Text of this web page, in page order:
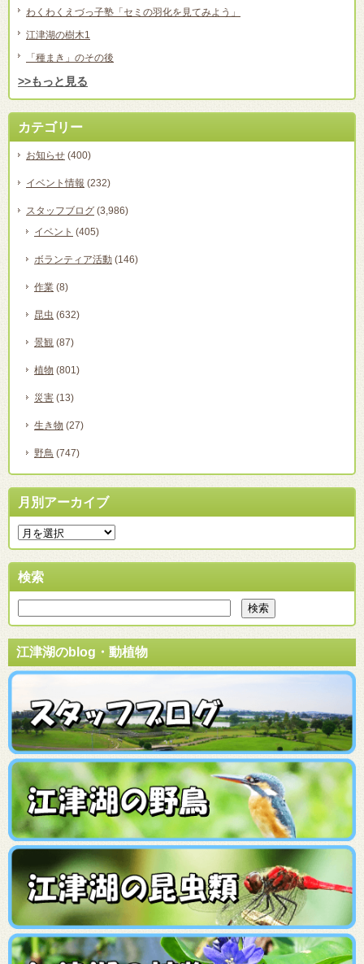
わくわくえづっ子塾「セミの羽化を見てみよう」
江津湖の樹木1
「種まき」のその後
>>もっと見る
カテゴリー
お知らせ (400)
イベント情報 (232)
スタッフブログ (3,986)
イベント (405)
ボランティア活動 (146)
作業 (8)
昆虫 (632)
景観 (87)
植物 (801)
災害 (13)
生き物 (27)
野鳥 (747)
月別アーカイブ
検索
江津湖のblog・動植物